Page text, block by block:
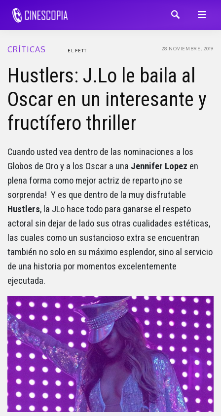
CRÍTICAS 28 NOVIEMBRE, 2019
EL FETT
Hustlers: J.Lo le baila al
Oscar en un interesante y
fructífero thriller
Cuando usted vea dentro de las nominaciones a los
Globos de Oro y a los Oscar a una Jennifer Lopez en
plena forma como mejor actriz de reparto ¡no se
sorprenda! Y es que dentro de la muy disfrutable
Hustlers, la JLo hace todo para ganarse el respeto
actoral sin dejar de lado sus otras cualidades estéticas,
las cuales como un sustancioso extra se encuentran
también no solo en su máximo esplendor, sino al servicio
de una historia por momentos excelentemente
ejecutada.